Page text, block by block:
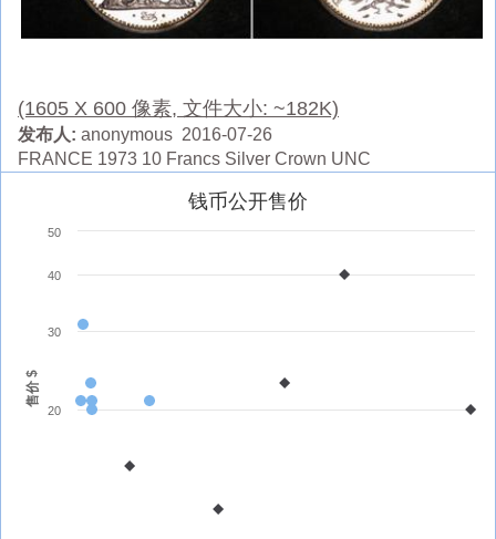
(1605 X 600 像素, 文件大小: ~182K)
发布人: anonymous 2016-07-26
FRANCE 1973 10 Francs Silver Crown UNC